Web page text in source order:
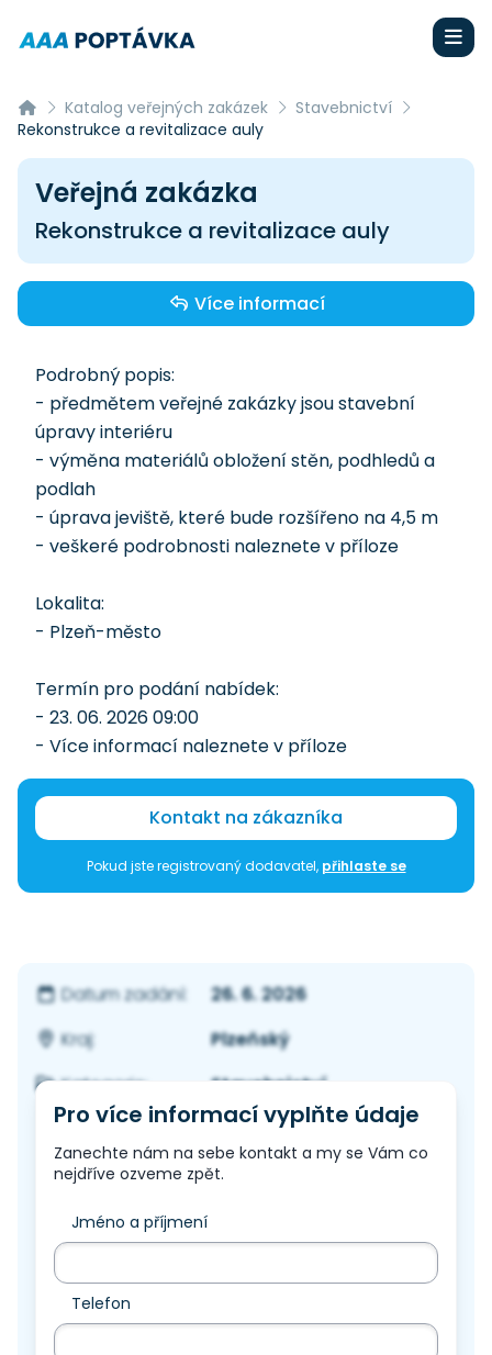
Katalog veřejných zakázek
Stavebnictví
Rekonstrukce a revitalizace auly
Veřejná zakázka
Rekonstrukce a revitalizace auly
Více informací
Podrobný popis:
- předmětem veřejné zakázky jsou stavební
úpravy interiéru
- výměna materiálů obložení stěn, podhledů a
podlah
- úprava jeviště, které bude rozšířeno na 4,5 m
- veškeré podrobnosti naleznete v příloze
Lokalita:
- Plzeň-město
Termín pro podání nabídek:
- 23. 06. 2026 09:00
- Více informací naleznete v příloze
Kontakt na zákazníka
Pokud jste registrovaný dodavatel, přihlaste se
Datum zadání:
26. 6. 2026
Kraj:
Plzeňský
Kategorie:
Stavebnictví
Pro více informací vyplňte údaje
Zanechte nám na sebe kontakt a my se Vám co
nejdříve ozveme zpět.
Jméno a příjmení
Telefon